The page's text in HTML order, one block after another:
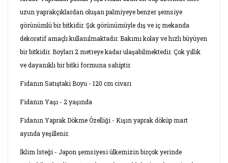
uzun yaprakçıklardan oluşan palmiyeye benzer şemsiye
görünümlü bir bitkidir. Şık görünümüyle dış ve iç mekanda
dekoratif amaçlı kullanılmaktadır. Bakımı kolay ve hızlı büyüyen
bir bitkidir. Boyları 2 metreye kadar ulaşabilmektedir. Çok yıllık
ve dayanıklı bir bitki formuna sahiptir.
Fidanın Satıştaki Boyu - 120 cm civarı
Fidanın Yaşı - 2 yaşında
Fidanın Yaprak Dökme Özelliği - Kışın yaprak döküp mart
ayında yeşillenir.
İklim İsteği - Japon şemsiyesi ülkemizin birçok yerinde